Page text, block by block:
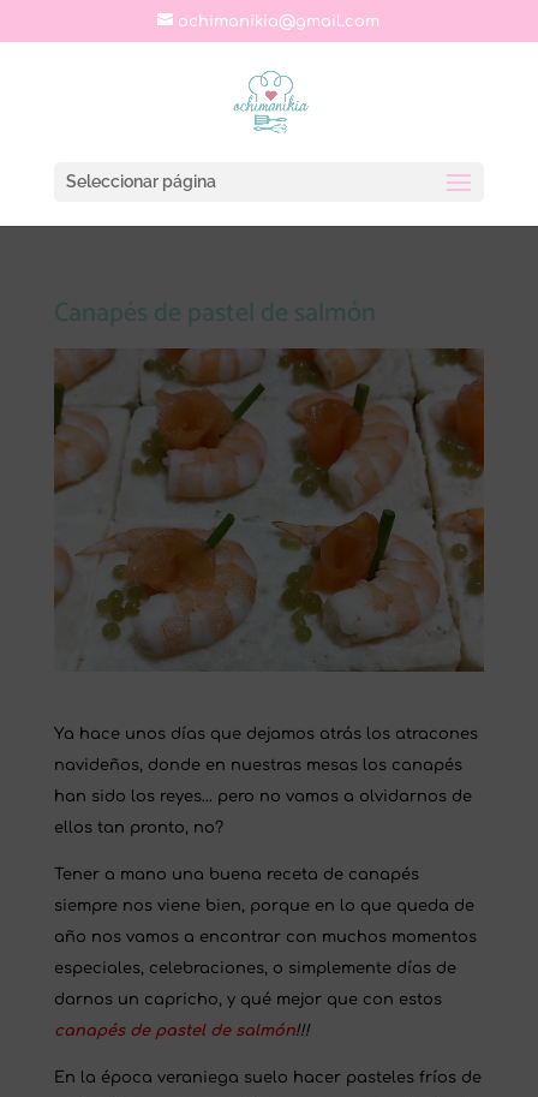
ochimanikia@gmail.com
Seleccionar página
Canapés de pastel de salmón
Ya hace unos días que dejamos atrás los atracones
navideños, donde en nuestras mesas los canapés
han sido los reyes… pero no vamos a olvidarnos de
ellos tan pronto, no?
Tener a mano una buena receta de canapés
siempre nos viene bien, porque en lo que queda de
año nos vamos a encontrar con muchos momentos
especiales, celebraciones, o simplemente días de
darnos un capricho, y qué mejor que con estos
canapés de pastel de salmón!!!
En la época veraniega suelo hacer pasteles fríos de